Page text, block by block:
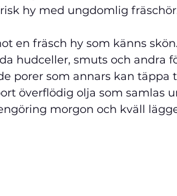
hy med ungdomlig
en fräsch hy som känns
hudceller, smuts och andra
porer som annars kan täppa
överflödig olja som samlas
morgon och kväll